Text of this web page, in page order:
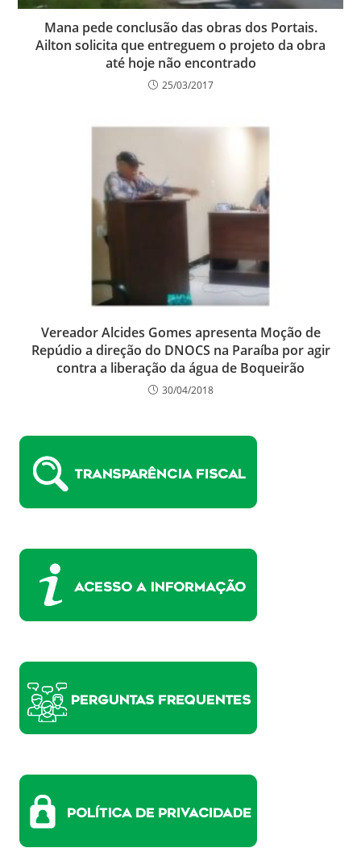
Mana pede conclusão das obras dos Portais.
Ailton solicita que entreguem o projeto da obra
até hoje não encontrado
25/03/2017
Vereador Alcides Gomes apresenta Moção de
Repúdio a direção do DNOCS na Paraíba por agir
contra a liberação da água de Boqueirão
30/04/2018